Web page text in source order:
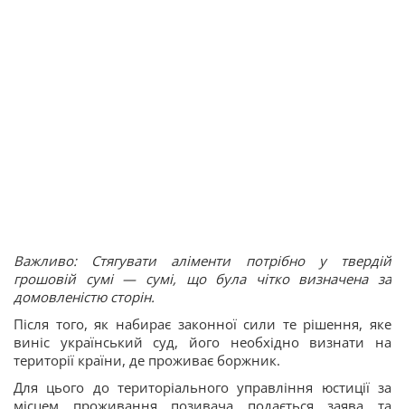
Важливо: Стягувати аліменти потрібно у твердій
грошовій сумі — сумі, що була чітко визначена за
домовленістю сторін.
Після того, як набирає законної сили те рішення, яке
виніс український суд, його необхідно визнати на
території країни, де проживає боржник.
Для цього до територіального управління юстиції за